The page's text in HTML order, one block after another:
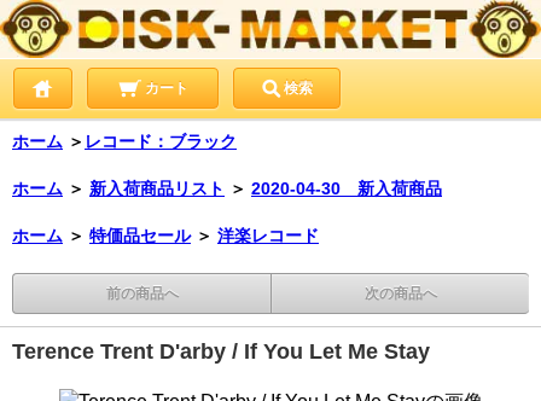
カート 検索
ホーム ＞ レコード：ブラック
ホーム ＞ 新入荷商品リスト ＞ 2020-04-30 新入荷商品
ホーム ＞ 特価品セール ＞ 洋楽レコード
前の商品へ 次の商品へ
Terence Trent D'arby / If You Let Me Stay